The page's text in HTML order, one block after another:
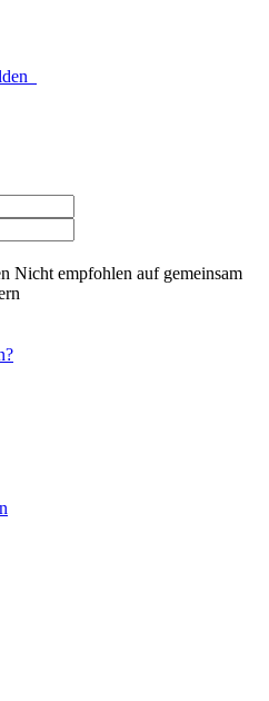
Nicht empfohlen auf gemeinsam